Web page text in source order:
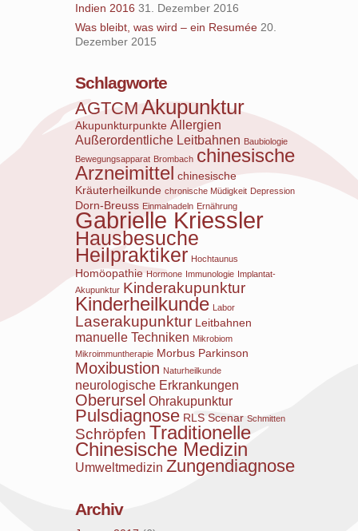
Indien 2016 31. Dezember 2016
Was bleibt, was wird – ein Resumée 20.
Dezember 2015
Schlagworte
AGTCM Akupunktur
Akupunkturpunkte Allergien
Außerordentliche Leitbahnen Baubiologie
Bewegungsapparat Brombach chinesische
Arzneimittel chinesische
Kräuterheilkunde chronische Müdigkeit Depression
Dorn-Breuss Einmalnadeln Ernährung
Gabrielle Kriessler
Hausbesuche
Heilpraktiker Hochtaunus
Homöopathie Hormone Immunologie Implantat-
Akupunktur Kinderakupunktur
Kinderheilkunde Labor
Laserakupunktur Leitbahnen
manuelle Techniken Mikrobiom
Mikroimmuntherapie Morbus Parkinson
Moxibustion Naturheilkunde
neurologische Erkrankungen
Oberursel Ohrakupunktur
Pulsdiagnose RLS Scenar Schmitten
Schröpfen Traditionelle
Chinesische Medizin
Umweltmedizin Zungendiagnose
Archiv